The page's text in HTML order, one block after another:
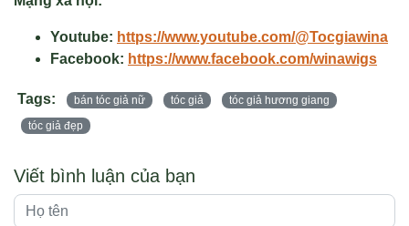
Youtube: https://www.youtube.com/@Tocgiawina
Facebook: https://www.facebook.com/winawigs
Tags: bán tóc giả nữ tóc giả
tóc giả hương giang
tóc giả đẹp
Viết bình luận của bạn